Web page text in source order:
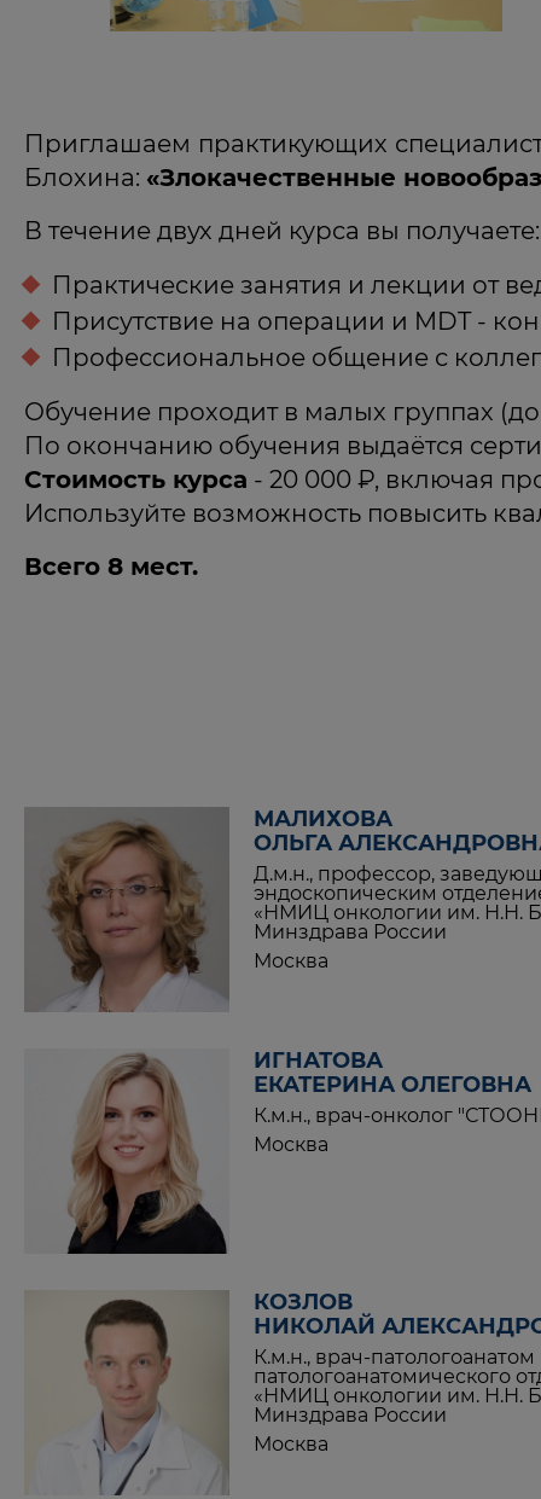
Приглашаем практикующих
Блохина: «Злокачественные
В течение двух дней курса вы получаете:
Практические занятия и лекции от
Присутствие на операции и MDT -
Профессиональное общение с
Обучение проходит в малых группах
По окончанию обучения выдаётся
Стоимость курса - 20 000 ₽, включая
Используйте возможность повысить
Всего 8 мест.
МАЛИХОВА
ОЛЬГА
Д.м.н., профессор,
эндоскопическим
«НМИЦ онкологии им. Н.Н.
Минздрава России
Москва
ИГНАТОВА
ЕКАТЕРИНА ОЛЕГОВНА
К.м.н., врач-онколог
Москва
КОЗЛОВ
НИКОЛАЙ
К.м.н., врач-патологоанатом
патологоанатомического
«НМИЦ онкологии им. Н.Н.
Минздрава России
Москва